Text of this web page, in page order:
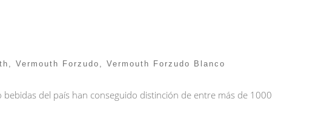
Vermouth Forzudo Vermouth Forzudo Blanco
del país han conseguido distinción de entre más de 1000